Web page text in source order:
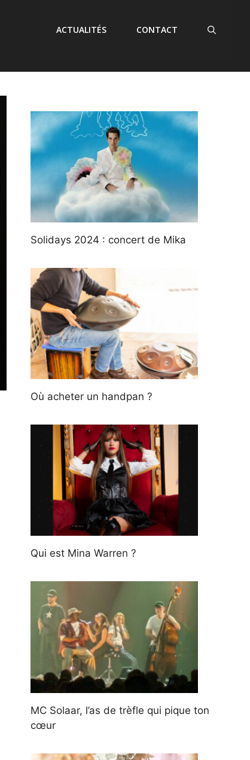
ACTUALITÉS CONTACT
Solidays 2024 : concert de Mika
Où acheter un handpan ?
Qui est Mina Warren ?
MC Solaar, l’as de trèfle qui pique ton
cœur